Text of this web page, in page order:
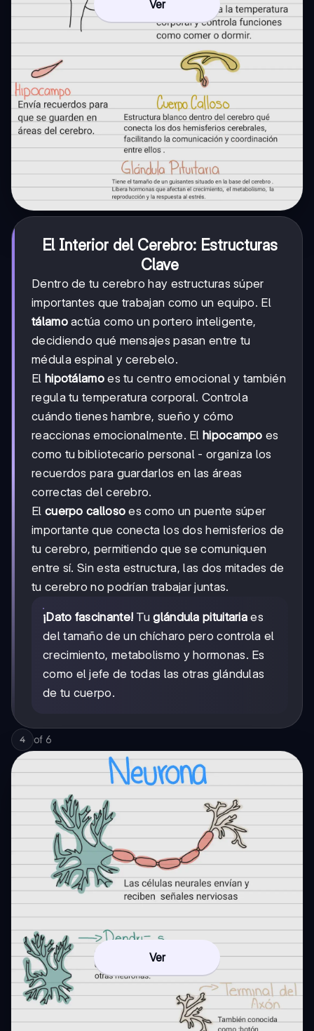
Ver
El Interior del Cerebro: Estructuras
Clave
Dentro de tu cerebro hay estructuras súper
importantes que trabajan como un equipo. El
tálamoactúa como un portero inteligente,
decidiendo qué mensajes pasan entre tu
médula espinal y cerebelo.
El hipotálamoes tu centro emocional y también
regula tu temperatura corporal. Controla
cuándo tienes hambre, sueño y cómo
reaccionas emocionalmente. El hipocampo es
como tu bibliotecario personal - organiza los
recuerdos para guardarlos en las áreas
correctas del cerebro.
El cuerpo calloso es como un puente súper
importante que conecta los dos hemisferios de
tu cerebro, permitiendo que se comuniquen
entre sí. Sin esta estructura, las dos mitades de
tu cerebro no podrían trabajar juntas.
¡Dato fascinante! Tuglándula pituitaria es
del tamaño de un chícharo pero controla el
crecimiento, metabolismo y hormonas. Es
como el jefe de todas las otras glándulas
de tu cuerpo.
4 of 6
Ver